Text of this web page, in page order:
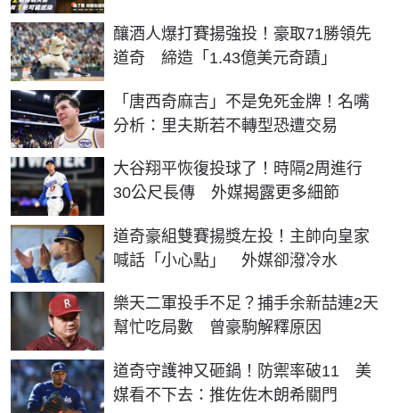
釀酒人爆打賽揚強投！豪取71勝領先
道奇 締造「1.43億美元奇蹟」
「唐西奇麻吉」不是免死金牌！名嘴
分析：里夫斯若不轉型恐遭交易
大谷翔平恢復投球了！時隔2周進行
30公尺長傳 外媒揭露更多細節
道奇豪組雙賽揚獎左投！主帥向皇家
喊話「小心點」 外媒卻潑冷水
樂天二軍投手不足？捕手余新喆連2天
幫忙吃局數 曾豪駒解釋原因
道奇守護神又砸鍋！防禦率破11 美
媒看不下去：推佐佐木朗希關門